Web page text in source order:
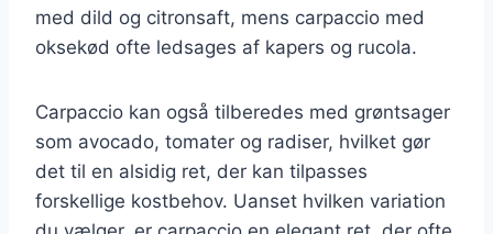
med dild og citronsaft, mens carpaccio med
oksekød ofte ledsages af kapers og rucola.
Carpaccio kan også tilberedes med grøntsager
som avocado, tomater og radiser, hvilket gør
det til en alsidig ret, der kan tilpasses
forskellige kostbehov. Uanset hvilken variation